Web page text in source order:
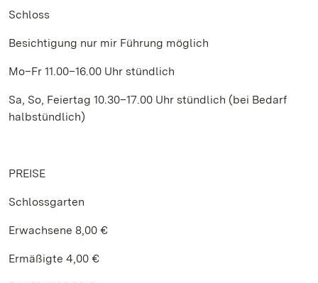
Schloss
Besichtigung nur mir Führung möglich
Mo–Fr 11.00–16.00 Uhr stündlich
Sa, So, Feiertag 10.30–17.00 Uhr stündlich (bei Bedarf
halbstündlich)
PREISE
Schlossgarten
Erwachsene 8,00 €
Ermäßigte 4,00 €